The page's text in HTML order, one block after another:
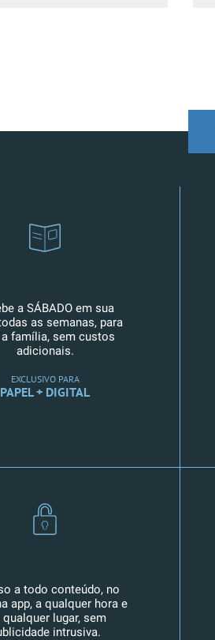
a SÁBADO em sua
as semanas, para
família, sem custos
adicionais.
EXCLUSIVO PARA
PAPEL + DIGITAL
a todo conteúdo, no
app, a qualquer hora e
qualquer lugar, sem
intrusiva.